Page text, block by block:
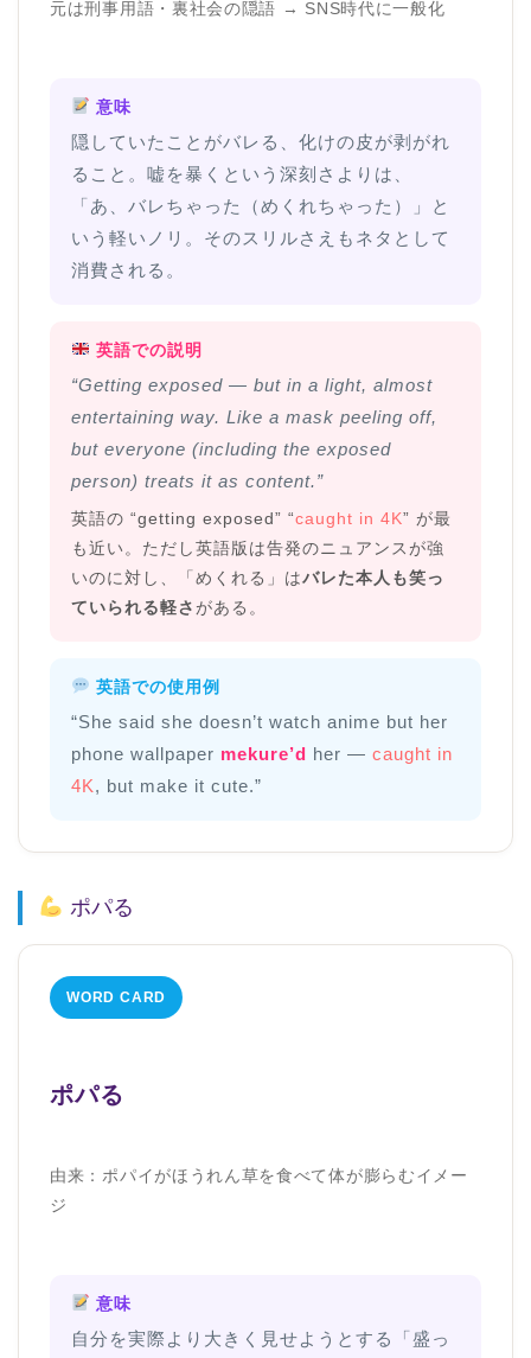
元は刑事用語・裏社会の隠語 → SNS時代に一般化
意味
隠していたことがバレる、化けの皮が剥がれ
ること。嘘を暴くという深刻さよりは、
「あ、バレちゃった（めくれちゃった）」と
いう軽いノリ。そのスリルさえもネタとして
消費される。
英語での説明
“Getting exposed — but in a light, almost
entertaining way. Like a mask peeling off,
but everyone (including the exposed
person) treats it as content.”
英語の “getting exposed” “caught in 4K” が最
も近い。ただし英語版は告発のニュアンスが強
いのに対し、「めくれる」はバレた本人も笑っ
ていられる軽さ がある。
英語での使用例
“She said she doesn’t watch anime but her
phone wallpaper mekure’d her — caught in
4K, but make it cute.”
ポパる
WORD CARD
ポパる
由来：ポパイがほうれん草を食べて体が膨らむイメー
ジ
意味
自分を実際より大きく見せようとする「盛っ